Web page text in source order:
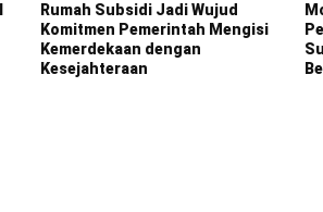
Rumah Subsidi Jadi Wujud
Komitmen Pemerintah Mengisi
Kemerdekaan dengan
Kesejahteraan